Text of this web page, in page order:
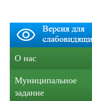
О нас
Муниципальное
задание